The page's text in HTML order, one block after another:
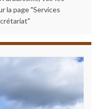
la page "Services